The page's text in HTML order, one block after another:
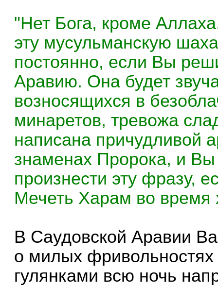
"Нет Бога, кроме
эту мусульманскую
постоянно, если Вы
Аравию. Она будет
возносящихся в
минаретов, тревожа
написана причудливой
знаменах Пророка, и
произнести эту фразу,
Мечеть Харам во время
В Саудовской Аравии
о милых фривольностях
гулянками всю ночь